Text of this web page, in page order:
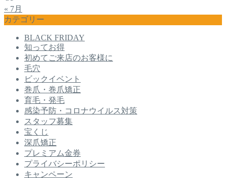
« 7月
カテゴリー
BLACK FRIDAY
知ってお得
初めてご来店のお客様に
毛穴
ビックイベント
巻爪・巻爪矯正
育毛・発毛
感染予防・コロナウイルス対策
スタッフ募集
宝くじ
深爪矯正
プレミアム金券
プライバシーポリシー
キャンペーン